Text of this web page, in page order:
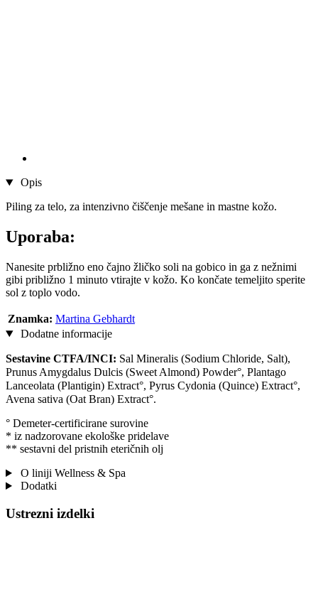
Opis
Piling za telo, za intenzivno čiščenje mešane in mastne kožo.
Uporaba:
Nanesite prbližno eno čajno žličko soli na gobico in ga z nežnimi
gibi približno 1 minuto vtirajte v kožo. Ko končate temeljito sperite
sol z toplo vodo.
Znamka: Martina Gebhardt
Dodatne informacije
Sestavine CTFA/INCI: Sal Mineralis (Sodium Chloride, Salt),
Prunus Amygdalus Dulcis (Sweet Almond) Powder°, Plantago
Lanceolata (Plantigin) Extract°, Pyrus Cydonia (Quince) Extract°,
Avena sativa (Oat Bran) Extract°.
° Demeter-certificirane surovine
* iz nadzorovane ekološke pridelave
** sestavni del pristnih eteričnih olj
O liniji Wellness & Spa
Dodatki
Ustrezni izdelki